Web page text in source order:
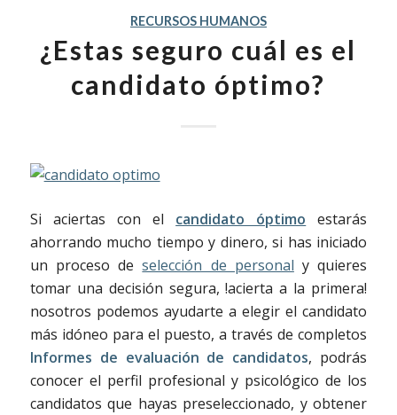
RECURSOS HUMANOS
¿Estas seguro cuál es el
candidato óptimo?
Si aciertas con el candidato óptimo estarás
ahorrando mucho tiempo y dinero, si has iniciado
un proceso deselección de personal y quieres
tomar una decisión segura, !acierta a la primera!
nosotros podemos ayudarte a elegir el candidato
más idóneo para el puesto, a través de completos
Informes de evaluación de candidatos, podrás
conocer el perfil profesional y psicológico de los
candidatos que hayas preseleccionado, y obtener